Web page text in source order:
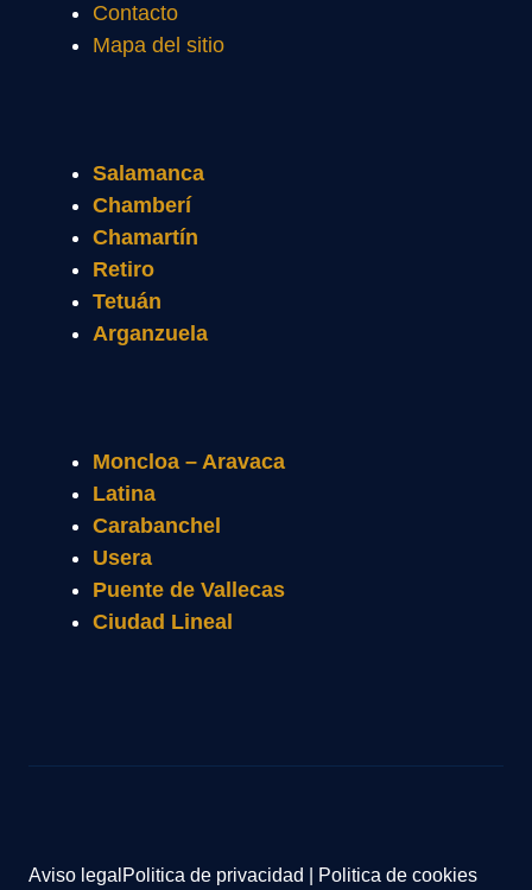
Contacto
Mapa del sitio
Salamanca
Chamberí
Chamartín
Retiro
Tetuán
Arganzuela
Moncloa – Aravaca
Latina
Carabanchel
Usera
Puente de Vallecas
Ciudad Lineal
Aviso legal Politica de privacidad Politica de cookies